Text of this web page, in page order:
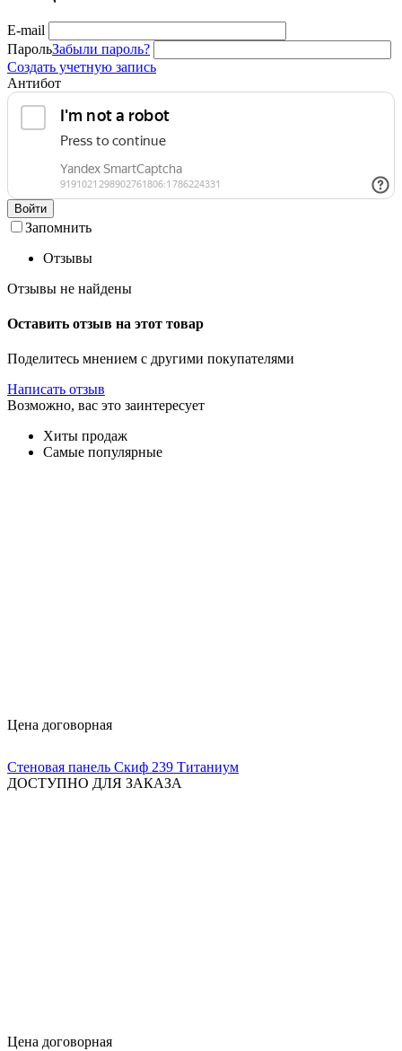
E-mail
ПарольЗабыли пароль?
Создать учетную запись
Антибот
Войти
Запомнить
Отзывы
Отзывы не найдены
Оставить отзыв на этот товар
Поделитесь мнением с другими покупателями
Написать отзыв
Возможно, вас это заинтересует
Хиты продаж
Самые популярные
Цена договорная
Стеновая панель Скиф 239 Титаниум
ДОСТУПНО ДЛЯ ЗАКАЗА
Цена договорная